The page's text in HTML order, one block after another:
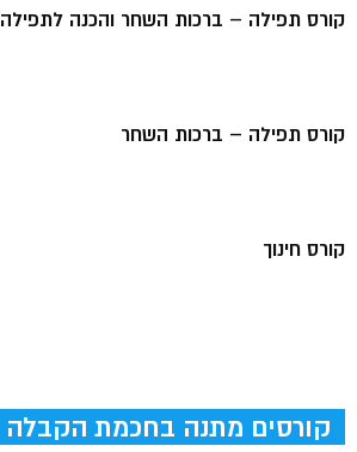
קורס תפילה – ברכות השחר והכנה לתפילה
קורס תפילה – ברכות השחר
קורס חינוך
קורסים מתנה בחכמת הקבלה